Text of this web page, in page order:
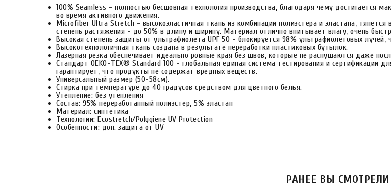
100% Seamless - полностью бесшовная технология производства, благодаря чему достигается
во время активного движения.
Microfiber Ultra Stretch - высокоэластичная ткань из комбинации полиэстера и эластана,
степень растяжения - до 50% в длину и ширину. Материал отлично впитывает влагу, очень
Высокая степень защиты от ультрафиолета UPF 50 - блокируется 98% ультрафиолетовых лучей,
Высокотехнологичная ткань создана в результате переработки пластиковых бутылок.
Лазерная резка обеспечивает идеально ровные края без швов, которые не распушаются даже
Стандарт OEKO-TEX® Standard 100 - глобальная единая система тестирования и сертификации
гарантирует, что продукты не содержат вредных веществ.
Универсальный размер (50-58см).
Стирка при температуре до 40 градусов средством для цветного белья.
Утепление: без утепления
Состав: 95% переработанный полиэстер, 5% эластан
Материал: синтетика
Технологии: Ecostretch/Polygiene UV Protection
Особенности: доп. защита от UV
РАНЕЕ ВЫ СМОТРЕЛИ